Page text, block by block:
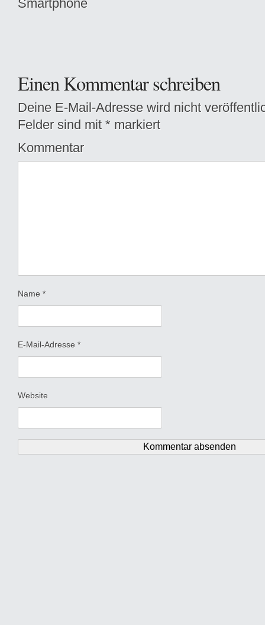
Smartphone
Einen Kommentar schreiben
Deine E-Mail-Adresse wird nicht
Felder sind mit * markiert
Kommentar
Name *
E-Mail-Adresse *
Website